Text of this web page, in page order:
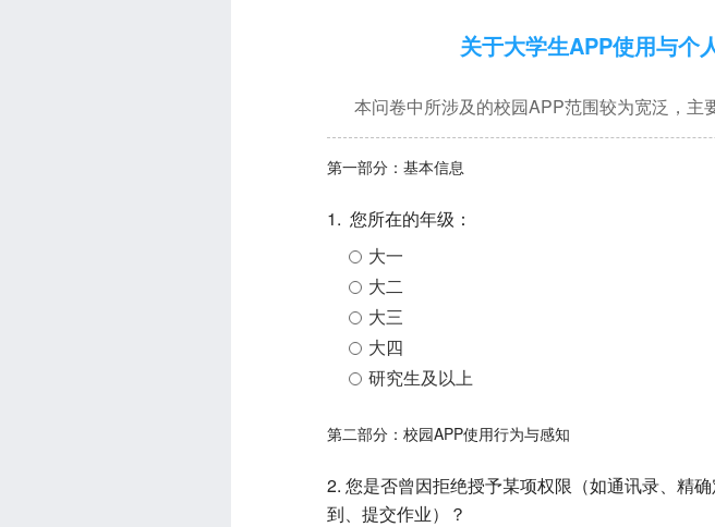
关于大学生APP使用与个
本问卷中所涉及的校园APP范围较为宽泛，主
第一部分：基本信息
1. 您所在的年级：
大一
大二
大三
大四
研究生及以上
第二部分：校园APP使用行为与感知
2. 您是否曾因拒绝授予某项权限（如通讯录、精
到、提交作业）？